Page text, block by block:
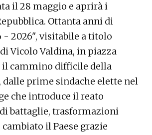
il 28 maggio e aprirà i
Ottanta anni di
- 2026", visitabile a titolo
Vicolo Valdina, in piazza
il cammino difficile della
prime sindache elette nel
che introduce il reato
battaglie, trasformazioni
il Paese grazie